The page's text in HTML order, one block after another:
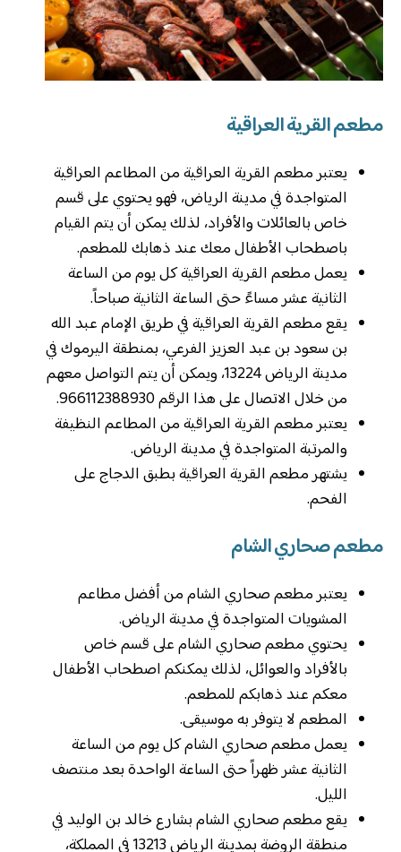
مطعم القرية العراقية
يعتبر مطعم القرية العراقية من المطاعم العراقية
المتواجدة في مدينة الرياض، فهو يحتوي على قسم
خاص بالعائلات والأفراد، لذلك يمكن أن يتم القيام
باصطحاب الأطفال معك عند ذهابك للمطعم.
يعمل مطعم القرية العراقية كل يوم من الساعة
الثانية عشر مساءً حتى الساعة الثانية صباحاً.
يقع مطعم القرية العراقية في طريق الإمام عبد الله
بن سعود بن عبد العزيز الفرعي، بمنطقة اليرموك في
مدينة الرياض 13224، ويمكن أن يتم التواصل معهم
من خلال الاتصال على هذا الرقم 966112388930.
يعتبر مطعم القرية العراقية من المطاعم النظيفة
والمرتبة المتواجدة في مدينة الرياض.
يشتهر مطعم القرية العراقية بطبق الدجاج على
الفحم.
مطعم صحاري الشام
يعتبر مطعم صحاري الشام من أفضل مطاعم
المشويات المتواجدة في مدينة الرياض.
يحتوي مطعم صحاري الشام على قسم خاص
بالأفراد والعوائل، لذلك يمكنكم اصطحاب الأطفال
معكم عند ذهابكم للمطعم.
المطعم لا يتوفر به موسيقى.
يعمل مطعم صحاري الشام كل يوم من الساعة
الثانية عشر ظهراً حتى الساعة الواحدة بعد منتصف
الليل.
يقع مطعم صحاري الشام بشارع خالد بن الوليد في
منطقة الروضة بمدينة الرياض 13213 في المملكة،